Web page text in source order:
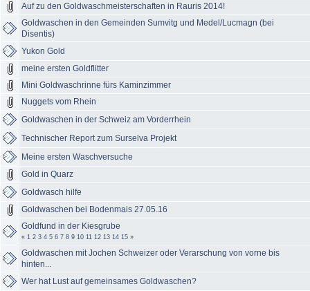
Auf zu den Goldwaschmeisterschaften in Rauris 2014!
Goldwaschen in den Gemeinden Sumvitg und Medel/Lucmagn (bei
Disentis)
Yukon Gold
meine ersten Goldflitter
Mini Goldwaschrinne fürs Kaminzimmer
Nuggets vom Rhein
Goldwaschen in der Schweiz am Vorderrhein
Technischer Report zum Surselva Projekt
Meine ersten Waschversuche
Gold in Quarz
Goldwasch hilfe
Goldwaschen bei Bodenmais 27.05.16
Goldfund in der Kiesgrube
« 1 2 3 4 5 6 7 8 9 10 11 12 13 14 15 »
Goldwaschen mit Jochen Schweizer oder Verarschung von vorne bis
hinten...
Wer hat Lust auf gemeinsames Goldwaschen?